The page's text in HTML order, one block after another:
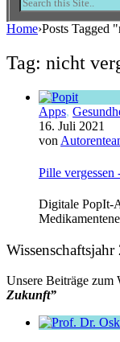
Home›Posts Tagged
Tag: nicht
Apps,
16. Juli 2021
von
Pille vergessen
Digitale PopIt-
Wissenschaftsjahr
Unsere Beiträge zum
Zukunft”